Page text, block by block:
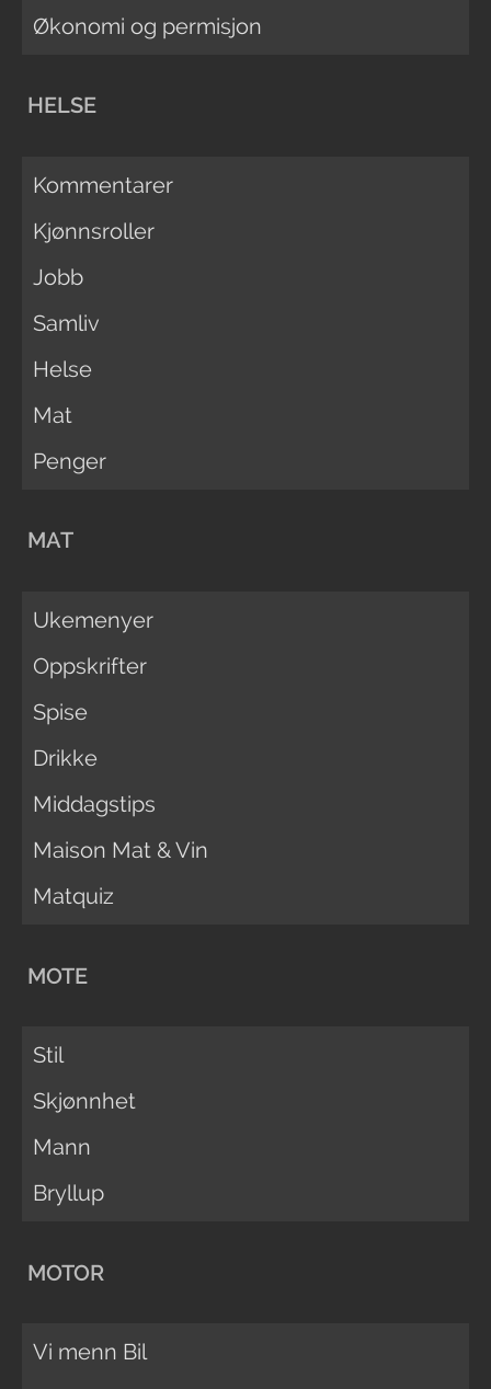
Økonomi og permisjon
HELSE
Kommentarer
Kjønnsroller
Jobb
Samliv
Helse
Mat
Penger
MAT
Ukemenyer
Oppskrifter
Spise
Drikke
Middagstips
Maison Mat & Vin
Matquiz
MOTE
Stil
Skjønnhet
Mann
Bryllup
MOTOR
Vi menn Bil